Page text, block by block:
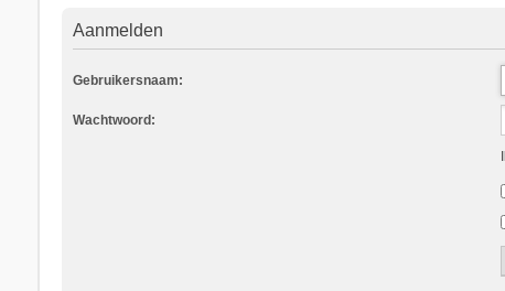
Aanmelden
Gebruikersnaam:
Wachtwoord: